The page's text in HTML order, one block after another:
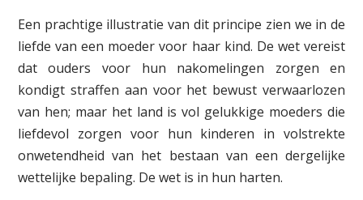
Een prachtige illustratie van dit principe zien we in de
liefde van een moeder voor haar kind. De wet vereist
dat ouders voor hun nakomelingen zorgen en
kondigt straffen aan voor het bewust verwaarlozen
van hen; maar het land is vol gelukkige moeders die
liefdevol zorgen voor hun kinderen in volstrekte
onwetendheid van het bestaan van een dergelijke
wettelijke bepaling. De wet is in hun harten.